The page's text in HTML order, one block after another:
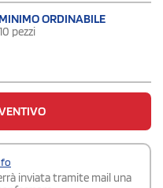
MINIMO ORDINABILE
pezzi
inviata tramite mail una